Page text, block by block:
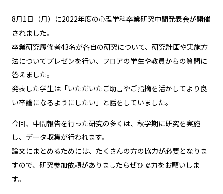
8月1日（月）に2022年度の心理学科卒業研究中間発表会が開催
されました。
卒業研究履修者43名が各自の研究について、研究計画や実施方
法についてプレゼンを行い、フロアの学生や教員からの質問に
答えました。
発表した学生は「いただいたご助言やご指摘を活かしてより良
い卒論になるようにしたい」と話をしていました。
今回、中間報告を行った研究の多くは、秋学期に研究を実施
し、データ収集が行われます。
論文にまとめるためには、たくさんの方の協力が必要となりま
すので、研究参加依頼がありましたらぜひ協力をお願いしま
す。